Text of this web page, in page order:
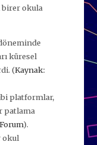
okula
küresel
(Kaynak:
platformlar,
patlama
).
okul